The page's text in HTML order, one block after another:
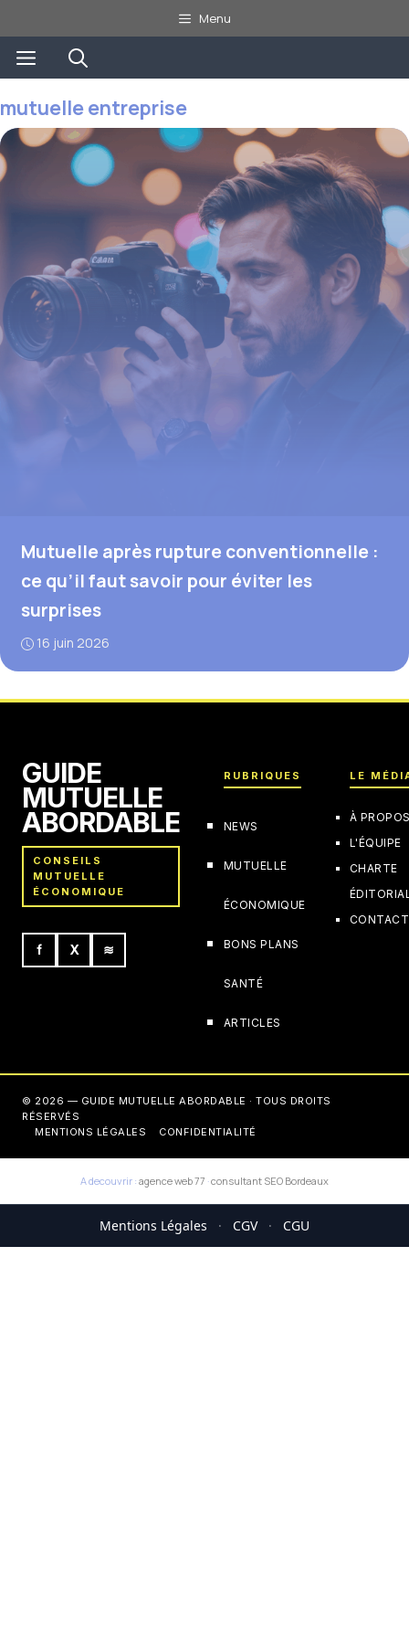
au
contenu
Menu
Menu
mutuelle entreprise
Mutuelle après rupture conventionnelle :
ce qu’il faut savoir pour éviter les
surprises
16 juin 2026
GUIDE
MUTUELLE
ABORDABLE
CONSEILS
MUTUELLE
ÉCONOMIQUE
f X ≋
RUBRIQUES
NEWS
MUTUELLE
ÉCONOMIQUE
BONS PLANS
SANTÉ
ARTICLES
LE
À
L'ÉQUIPE
CHARTE
CONTACT
© 2026 — GUIDE MUTUELLE ABORDABLE · TOUS DROITS
RÉSERVÉS
MENTIONS LÉGALES
CONFIDENTIALITÉ
A decouvrir : agence web 77 ·consultant SEO Bordeaux
Mentions Légales · CGV · CGU